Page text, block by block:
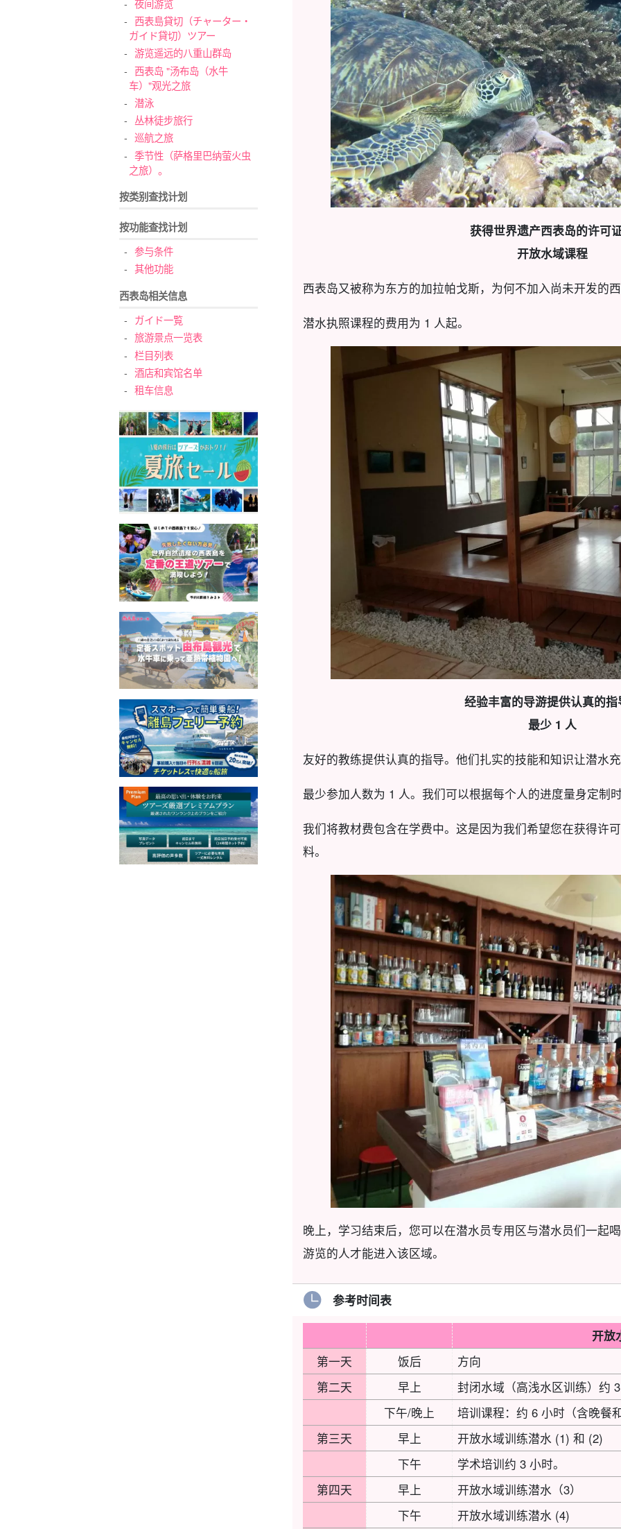
西表島貸切（チャーター・
ガイド貸切）ツアー
游览遥远的八重山群岛
西表岛 "汤布岛（水牛
车）"观光之旅
潜泳
丛林徒步旅行
巡航之旅
季节性（萨格里巴纳萤火虫
之旅）。
按类别查找计划
按功能查找计划
参与条件
其他功能
西表岛相关信息
ガイド一覧
旅游景点一览表
栏目列表
酒店和宾馆名单
租车信息
获得世界遗产西表岛的许可
开放水域课程
西表岛又被称为东方的加拉帕戈斯，为何不加入尚未开发的
潜水执照课程的费用为 1 人起。
经验丰富的导游提供认真的指
最少 1 人
友好的教练提供认真的指导。他们扎实的技能和知识让潜水
最少参加人数为 1 人。我们可以根据每个人的进度量身定制
我们将教材费包含在学费中。这是因为我们希望您在获得许
料。
晚上，学习结束后，您可以在潜水员专用区与潜水员们一起
游览的人才能进入该区域。
参考时间表
开放
第一天
饭后
方向
第二天
早上
封闭水域（高浅水区训练）约
下午/晚上
培训课程：约 6 小时（含晚餐
第三天
早上
开放水域训练潜水 (1) 和 (2)
下午
学术培训约 3 小时。
第四天
早上
开放水域训练潜水（3）
下午
开放水域训练潜水 (4)